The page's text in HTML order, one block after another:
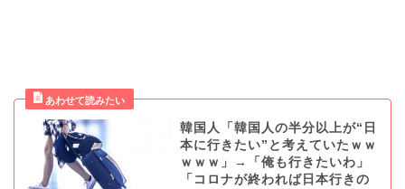
韓国人「韓国人の半分以上が“日
本に行きたい”と考えていたｗｗ
ｗｗｗ」→「俺も行きたいわ」
「コロナが終われば日本行きの